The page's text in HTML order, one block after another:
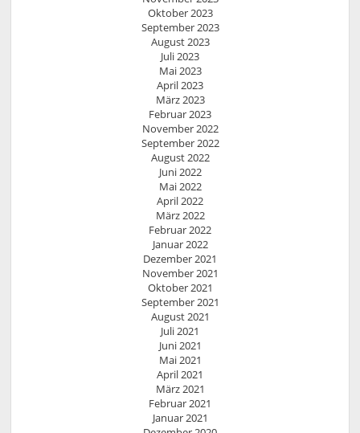
Oktober 2023
September 2023
August 2023
Juli 2023
Mai 2023
April 2023
März 2023
Februar 2023
November 2022
September 2022
August 2022
Juni 2022
Mai 2022
April 2022
März 2022
Februar 2022
Januar 2022
Dezember 2021
November 2021
Oktober 2021
September 2021
August 2021
Juli 2021
Juni 2021
Mai 2021
April 2021
März 2021
Februar 2021
Januar 2021